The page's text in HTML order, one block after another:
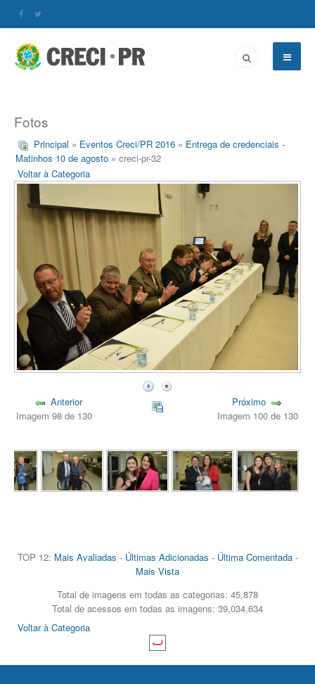
Fotos
Principal » Eventos Creci/PR 2016 » Entrega de credenciais -
Matinhos 10 de agosto » creci-pr-32
Voltar à Categoria
Anterior
Imagem 98 de 130
Próximo
Imagem 100 de 130
TOP 12: Mais Avaliadas - Últimas Adicionadas - Última Comentada-
Mais Vista
Total de imagens em todas as categorias: 45,878
Total de acessos em todas as imagens: 39,034,634
Voltar à Categoria